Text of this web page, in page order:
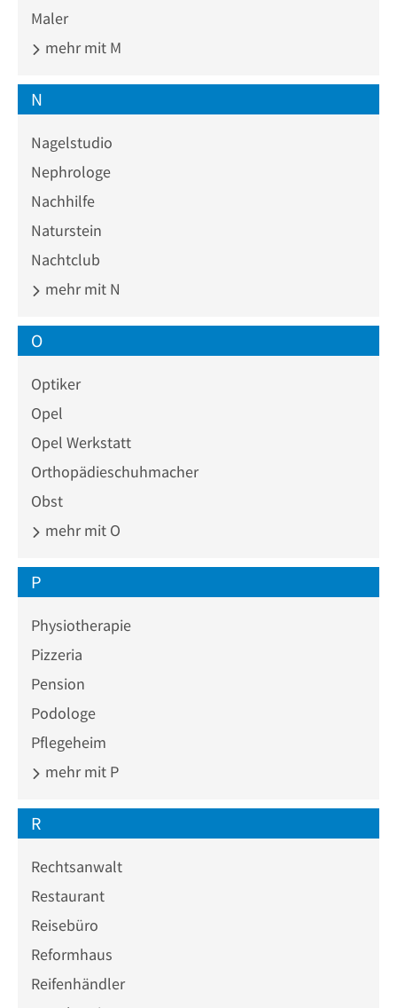
Maler
mehr mit M
N
Nagelstudio
Nephrologe
Nachhilfe
Naturstein
Nachtclub
mehr mit N
O
Optiker
Opel
Opel Werkstatt
Orthopädieschuhmacher
Obst
mehr mit O
P
Physiotherapie
Pizzeria
Pension
Podologe
Pflegeheim
mehr mit P
R
Rechtsanwalt
Restaurant
Reisebüro
Reformhaus
Reifenhändler